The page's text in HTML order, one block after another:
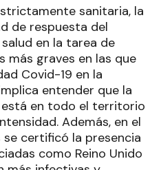
sanitaria, la
de respuesta del
en la tarea de
graves en las que
Covid-19 en la
entender que la
en todo el territorio
Además, en el
certificó la presencia
como Reino Unido